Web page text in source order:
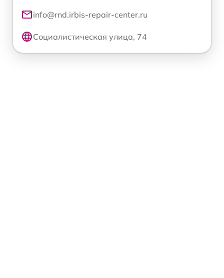
info@rnd.irbis-repair-center.ru
Социалистическая улица, 74